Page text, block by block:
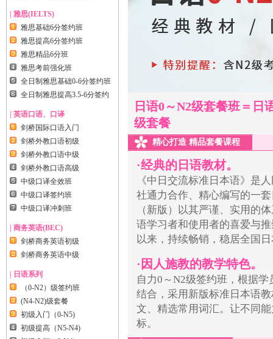
| 雅思(IELTS)
雅思基础6分签约班
雅思提高6分签约班
雅思精品6分班
雅思考前强化班
全日制雅思基础0-6分签约班
全日制雅思提高3.5-6分签约
| 英语口语、口译
剑桥国际口语入门
剑桥外教口语初级
剑桥外教口语中级
剑桥外教口语高级
中级口译全效班
中级口译签约班
中级口译冲刺班
| 商务英语(BEC)
剑桥商务英语初级
剑桥商务英语中级
| 日语系列
（0-N2）级签约班
(N4-N2)级套餐
初级入门（0-N5)
初级提高（N5-N4)
日语0～N2级套餐班＝日
级套餐
精心打造 精品套餐课程
·经典的日语教材。
《中日交流标准日本语》是
社通力合作、精心编写的一
（新版）以其严谨、实用的
语学习者和使用者的喜爱与
以来，持续畅销，稳居全国
·因人施教的教学特色。
自力0～N2级签约班，根据
结合，采用新版标准日本语
文、精选常用词汇。让不同
标。